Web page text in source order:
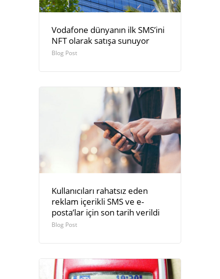
Vodafone dünyanın ilk SMS’ini
NFT olarak satışa sunuyor
Blog Post
Kullanıcıları rahatsız eden
reklam içerikli SMS ve e-
posta’lar için son tarih verildi
Blog Post